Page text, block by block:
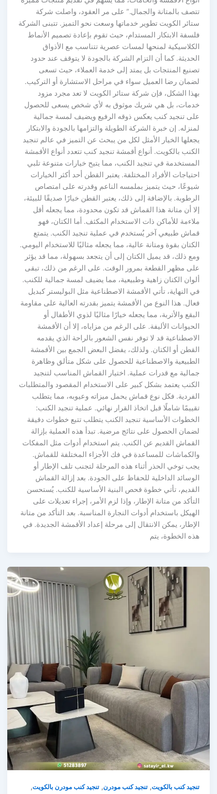
تتصف بالمتانة والجمال.” على مر العقود، واصلت شركة
ستائر الكويت تطوير خدماتها وسعت نحو التميز. تتبنى الشركة
فلسفة الابتكار المستدام، حيث تقوم بإعادة تصميم الأنماط
الكلاسيكية لمنحها لمسات عصرية تتناسب مع الأذواق
الحديثة. كما أن التزام الشركة بالجودة لا يتوقف عند حدود
تصنيع المنتجات بل يمتد إلى خدمة العملاء، حيث تسعى
لضمان رضا العميل سواء في مراحل الاستشارة أو التركيب.
بهذا الشكل، فإن شركة ستائر الكويت لا تعد مجرد مزود
خدمات، بل هي شريك موثوق به لأي شخص يسعى للحصول
على تنجيد كنب يعكس ذوقه الرفيع ويضيف لمسة جمالية
لمنزله. إن خبرة الشركة الطويلة والتزامها بالجودة والابتكار
يجعلها الخيار الأمثل لكل من يبحث عن التميز في عالم تنجيد
الكنب بالكويت. أنواع أقمشة تنجيد كنب تتعدد أنواع الأقمشة
المستخدمة في تنجيد الكنب، مما يتيح خيارات متنوعة تلبي
احتياجات الأفراد المختلفة. يعتبر القطن أحد أكثر الخيارات
شيوعًا، حيث يتميز بملمسه الناعم وقدرته على امتصاص
الرطوبة. بالإضافة إلى ذلك، يعتبر القطن خيارًا صديقًا للبيئة،
إلا أن متانة هذا القماش قد تكون محدودة، مما يجعله أقل
ملاءمة للأماكن ذات الاستخدام المكثف. أما الكتان، فهو
قماش طبيعي آخر يُستخدم في عملية تنجيد الكنب. يتمتع
الكتان بقوة ومتانة عالية، مما يجعله مثاليًا للاستخدام اليومي.
ومع ذلك، قد يميل الكتان إلى أن يتجعد بسهولة، مما قد يؤثر
على مظهر القطعة بمرور الوقت. على الرغم من ذلك، تبقى
ألوان الكتان زاهية وطبيعية، مما يضيف لمسة جمالية للكنب.
في النهاية، تأتي الأقمشة الاصطناعية مثل البوليستر كبديل
فعال. هذا النوع من الأقمشة يتميز بقدرته العالية على مقاومة
البقع والأتربة، مما يجعله خيارًا مثاليًا لذوي الأطفال أو
الحيوانات الأليفة. على الرغم من مزاياه، إلا أن الأقمشة
الاصطناعية قد لا توفر نفس الشعور بالراحة الذي يقدمه
القطن أو الكتان. ولذلك، يفضل البعض الجمع بين الأقمشة
الطبيعية والاصطناعية للحصول على شكل متألق وظاهرة
جمالية مع قدرات عملية. اختيار القماش المناسب لتنجيد
الكنب يعتمد بشكل كبير على الاستخدام المقصود والمتطلبات
الفردية. فكل نوع قماش يحمل ميزاته وعيوبه، مما يتطلب
تقييمًا شاملًا قبل اتخاذ القرار نهائي. عملية تنجيد الكنب:
الخطوات الأساسية تنجيد الكنب يتطلب تتبع خطوات دقيقة
لضمان الحصول على نتائج مرضية. تبدأ هذه العملية بإزالة
القماش القديم عن الكنب. يتم استخدام أدوات مثل المفكات
والكماشات للمساعدة في فك الأجزاء المختلفة للقماش.
يجب توخي الحذر أثناء هذه المرحلة لتجنب تلف الإطار أو
الوسائد الداخلية للحفاظ على الجودة. بعد إزالة القماش
القديم، تأتي خطوة فحص البنية الأساسية للكنب. يُستحسن
التأكد من متانة الإطار، وإذا لزم الأمر، إجراء تعديلات على
الهيكل باستخدام أدوات النجارة المناسبة. بعد التأكد من متانة
الإطار، يمكن الانتقال إلى مرحلة إعداد الأقمشة الجديدة. في
هذه الخطوة، يتم
تنجيد كنب بالكويت,تنجيد كنب مودرن,تنجيد كنب مودرن بالكويت,